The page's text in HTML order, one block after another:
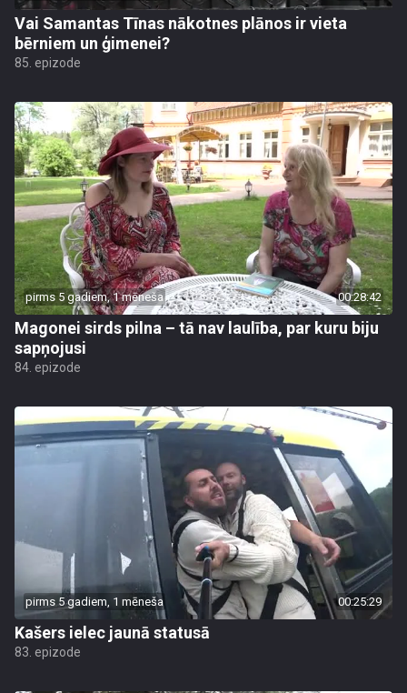
Vai Samantas Tīnas nākotnes plānos ir vieta
bērniem un ģimenei?
85. epizode
pirms 5 gadiem, 1 mēneša 00:28:42
Magonei sirds pilna – tā nav laulība, par kuru biju
sapņojusi
84. epizode
pirms 5 gadiem, 1 mēneša 00:25:29
Kašers ielec jaunā statusā
83. epizode